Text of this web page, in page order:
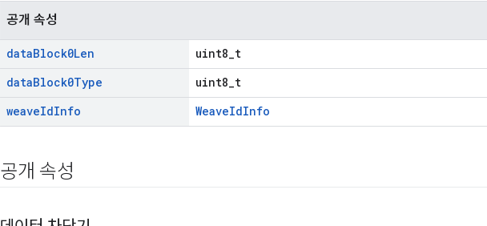
공개 속성
dataBlock0Len
uint8_t
dataBlock0Type
uint8_t
weaveIdInfo WeaveIdInfo
공개 속성